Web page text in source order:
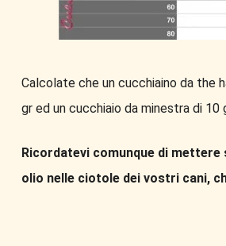
Calcolate che un cucchiaino da the
gr ed un cucchiaio da minestra di 10
Ricordatevi comunque di mettere
olio nelle ciotole dei vostri cani,